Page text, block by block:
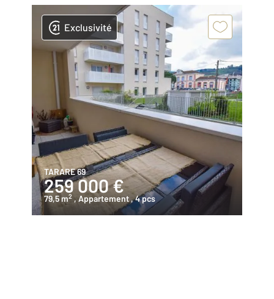
Exclusivité
TARARE 69
259 000 €
79,5 m2 , Appartement, 4 pcs